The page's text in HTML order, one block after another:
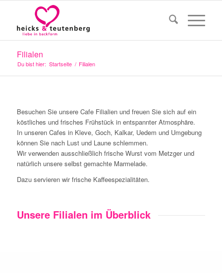
Filialen
Du bist hier: Startseite / Filialen
Von Mensch zu Mensch.
Besuchen Sie unsere Cafe Filialien und freuen Sie sich auf ein
köstliches und frisches Frühstück in entspannter Atmosphäre.
In unseren Cafes in Kleve, Goch, Kalkar, Uedem und Umgebung
können Sie nach Lust und Laune schlemmen.
Wir verwenden ausschließlich frische Wurst vom Metzger und
natürlich unsere selbst gemachte Marmelade.
Dazu servieren wir frische Kaffeespezialitäten.
Unsere Filialen im Überblick